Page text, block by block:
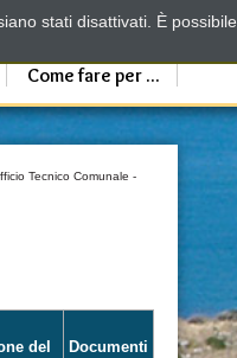
Come fare per ...
Tecnico Comunale -
del
Documenti
stati disattivati. È possibile